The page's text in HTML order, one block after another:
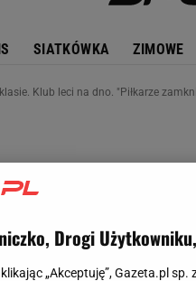
SIATKÓWKA ZIMOWE
Klub leci na dno. "Piłkarze
Drogi Użytkowniku,
„Akceptuję”, Gazeta.pl